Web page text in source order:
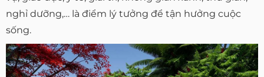
nghỉ dưỡng,… là điểm lý tưởng để tận hưởng cuộc
sống.